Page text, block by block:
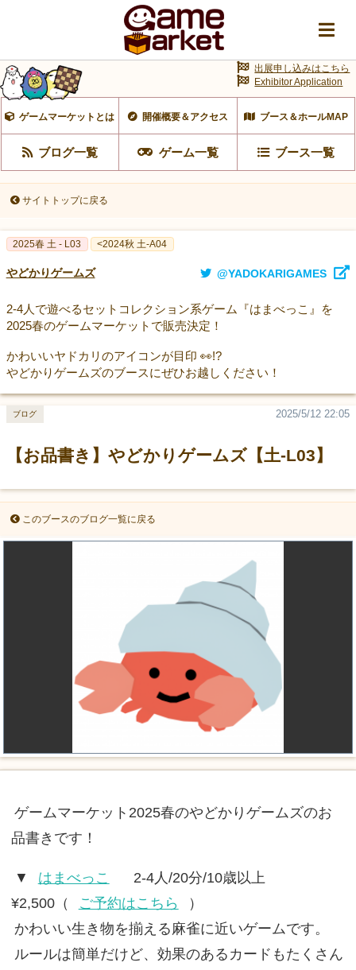
ゲームマーケットとは 開催概要＆アクセス ブース＆ホールMAP
ブログ一覧 ゲーム一覧 ブース一覧
出展申し込みはこちら
Exhibitor Application
サイトトップに戻る
2025春 土 - L03 <2024秋 土-A04
やどかりゲームズ @YADOKARIGAMES
2-4人で遊べるセットコレクション系ゲーム『はまべっこ』を
2025春のゲームマーケットで販売決定！
かわいいヤドカリのアイコンが目印 👀!?
やどかりゲームズのブースにぜひお越しください！
【お品書き】やどかりゲームズ【土-L03】
2025/5/12 22:05
ブログ
このブースのブログ一覧に戻る
ゲームマーケット2025春のやどかりゲームズのお
品書きです！
▼ はまべっこ
2-4人/20分/10歳以上
¥2,500（
ご予約はこちら
）
かわいい生き物を揃える麻雀に近いゲームです。
ルールは簡単だけど、効果のあるカードもたくさん